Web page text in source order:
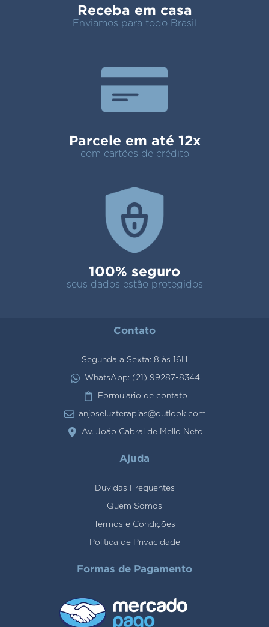
Receba em casa
Enviamos para todo Brasil
Parcele em até 12x
com cartões de crédito
100% seguro
seus dados estão protegidos
Contato
Segunda a Sexta: 8 às 16H
WhatsApp: (21) 99287-8344
Formulario de contato
anjoseluzterapias@outlook.com
Av. João Cabral de Mello Neto
Ajuda
Duvidas Frequentes
Quem Somos
Termos e Condições
Politica de Privacidade
Formas de Pagamento